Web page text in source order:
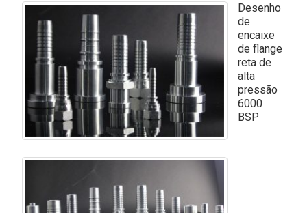
Desenho
de
encaixe
de flange
reta de
alta
pressão
6000
BSP